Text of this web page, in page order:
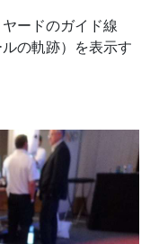
ードのガイド線
の軌跡）を表示す